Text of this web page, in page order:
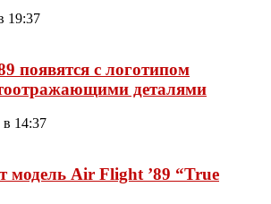
19:37
появятся с логотипом
деталями
в 14:37
модель Air Flight ’89 “True